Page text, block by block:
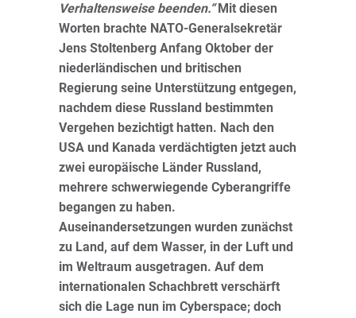
Verhaltensweise beenden.“Mit diesen
Worten brachte NATO-Generalsekretär
Jens Stoltenberg Anfang Oktober der
niederländischen und britischen
Regierung seine Unterstützung entgegen,
nachdem diese Russland bestimmten
Vergehen bezichtigt hatten. Nach den
USA und Kanada verdächtigten jetzt auch
zwei europäische Länder Russland,
mehrere schwerwiegende Cyberangriffe
begangen zu haben.
Auseinandersetzungen wurden zunächst
zu Land, auf dem Wasser, in der Luft und
im Weltraum ausgetragen. Auf dem
internationalen Schachbrett verschärft
sich die Lage nun im Cyberspace; doch